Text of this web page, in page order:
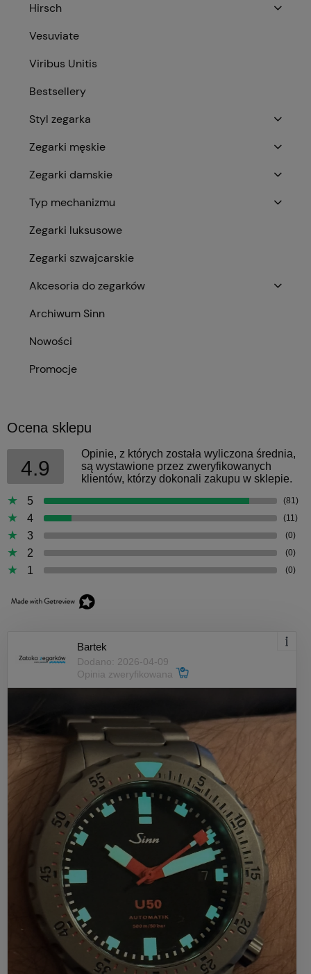
Hirsch
Vesuviate
Viribus Unitis
Bestsellery
Styl zegarka
Zegarki męskie
Zegarki damskie
Typ mechanizmu
Zegarki luksusowe
Zegarki szwajcarskie
Akcesoria do zegarków
Archiwum Sinn
Nowości
Promocje
Ocena sklepu
4.9
Opinie, z których została wyliczona średnia,
są wystawione przez zweryfikowanych
klientów, którzy dokonali zakupu w sklepie.
5
(81)
4 (11)
3 (0)
2 (0)
1 (0)
Bartek
Dodano: 2026-04-09
Opinia zweryfikowana